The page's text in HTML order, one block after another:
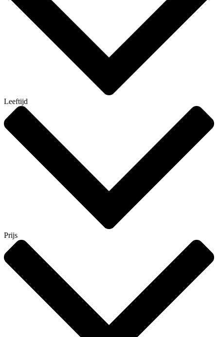
Leeftijd
Prijs